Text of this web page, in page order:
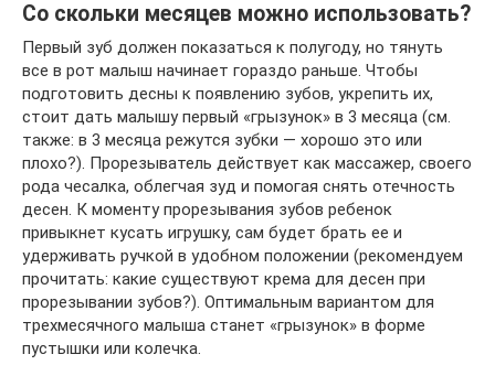
Со скольки месяцев можно использовать?
Первый зуб должен показаться к полугоду, но тянуть
все в рот малыш начинает гораздо раньше. Чтобы
подготовить десны к появлению зубов, укрепить их,
стоит дать малышу первый «грызунок» в 3 месяца (см.
также: в 3 месяца режутся зубки — хорошо это или
плохо?). Прорезыватель действует как массажер, своего
рода чесалка, облегчая зуд и помогая снять отечность
десен. К моменту прорезывания зубов ребенок
привыкнет кусать игрушку, сам будет брать ее и
удерживать ручкой в удобном положении (рекомендуем
прочитать: какие существуют крема для десен при
прорезывании зубов?). Оптимальным вариантом для
трехмесячного малыша станет «грызунок» в форме
пустышки или колечка.